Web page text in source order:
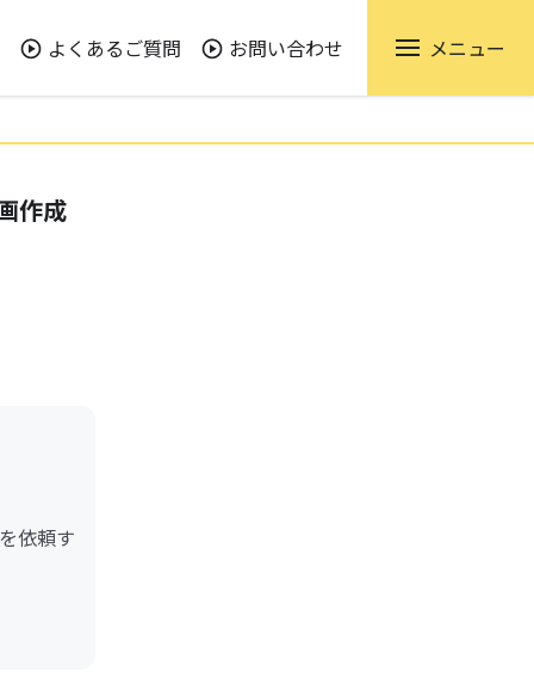
よくあるご質問 お問い合わせ メニュー
作成
依頼す